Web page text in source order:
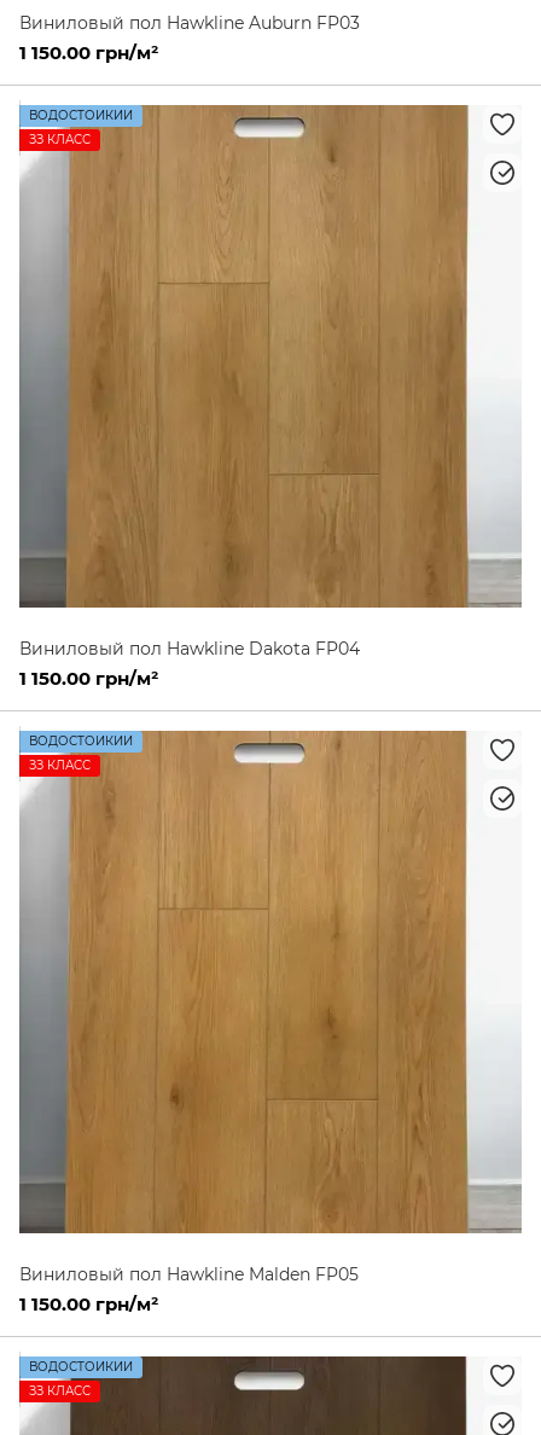
Виниловый пол Hawkline Auburn FP03
1 150.00 грн/м²
ВОДОСТОЙКИЙ
ЗЗ КЛАСС
Виниловый пол Hawkline Dakota FP04
1 150.00 грн/м²
ВОДОСТОЙКИЙ
ЗЗ КЛАСС
Виниловый пол Hawkline Malden FP05
1 150.00 грн/м²
ВОДОСТОЙКИЙ
ЗЗ КЛАСС